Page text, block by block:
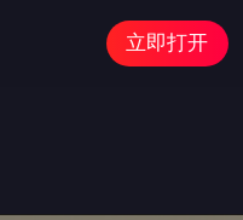
立即打开